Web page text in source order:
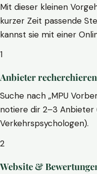
Mit dieser kleinen
kurzer Zeit passende
kannst sie mit einer
1
Anbieter recherchieren
Suche nach „MPU
notiere dir 2–3 Anbieter
Verkehrspsychologen).
2
Website &